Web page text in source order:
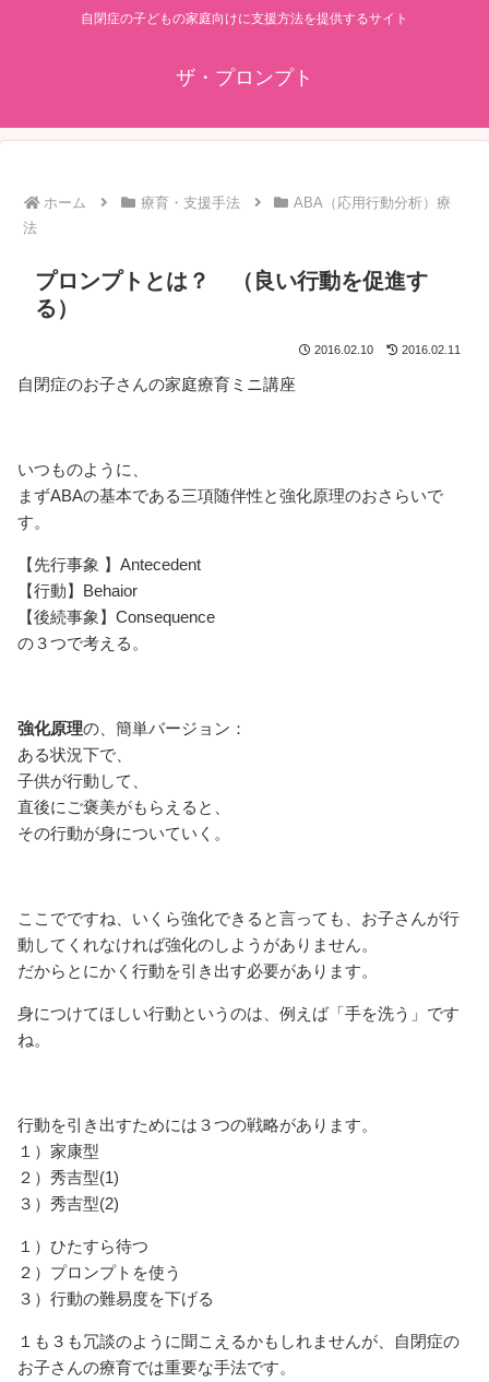
自閉症の子どもの家庭向けに支援方法を提供するサイト
ザ・プロンプト
ホーム 療育・支援手法
ABA（応用行動分析）療
法
プロンプトとは？ （良い行動を促進す
る）
2016.02.10 2016.02.11
自閉症のお子さんの家庭療育ミニ講座
いつものように、
まずABAの基本である三項随伴性と強化原理のおさらいで
す。
【先行事象 】Antecedent
【行動】Behaior
【後続事象】Consequence
の３つで考える。
強化原理の、簡単バージョン：
ある状況下で、
子供が行動して、
直後にご褒美がもらえると、
その行動が身についていく。
ここでですね、いくら強化できると言っても、お子さんが行
動してくれなければ強化のしようがありません。
だからとにかく行動を引き出す必要があります。
身につけてほしい行動というのは、例えば「手を洗う」です
ね。
行動を引き出すためには３つの戦略があります。
１）家康型
２）秀吉型(1)
３）秀吉型(2)
１）ひたすら待つ
２）プロンプトを使う
３）行動の難易度を下げる
１も３も冗談のように聞こえるかもしれませんが、自閉症の
お子さんの療育では重要な手法です。